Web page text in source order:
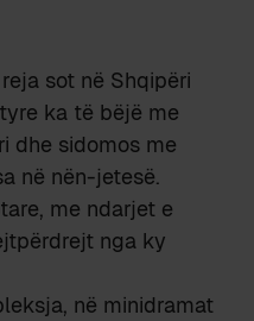
sot në Shqipëri
ka të bëjë me
dhe sidomos me
në nën-jetesë.
me ndarjet e
nga ky
në minidramat